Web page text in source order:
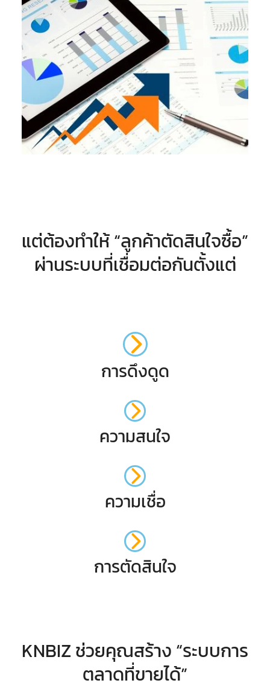
แต่ต้องทำให้ “ลูกค้าตัดสินใจซื้อ”
ผ่านระบบที่เชื่อมต่อกันตั้งแต่
การดึงดูด
ความสนใจ
ความเชื่อ
การตัดสินใจ
KNBIZ ช่วยคุณสร้าง “ระบบการ
ตลาดที่ขายได้”